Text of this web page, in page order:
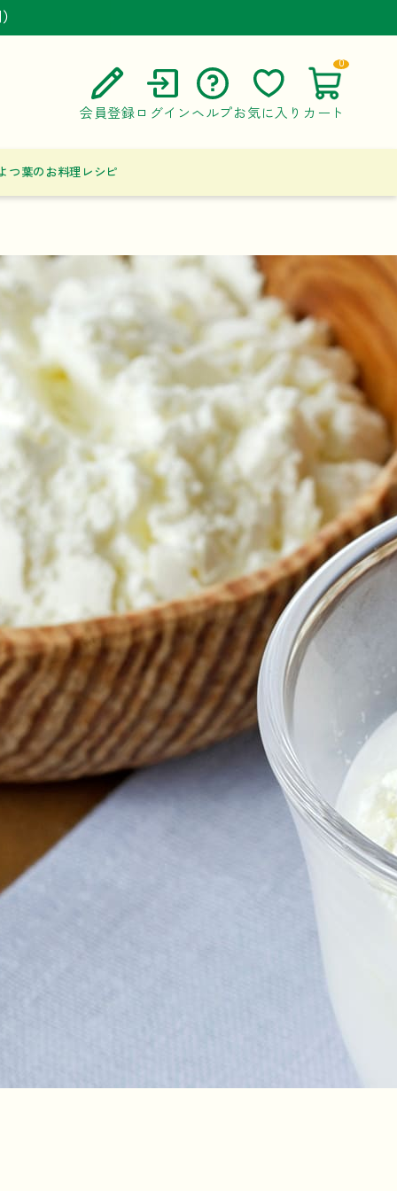
会員登録 ログイン ヘルプ
ご利用ガイド
お問い合わせ
お気に入り カート
0
つ葉のお料理レシピ